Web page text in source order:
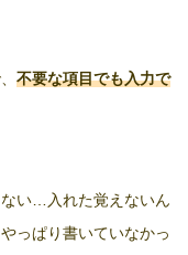
不要な項目でも入力で
い…入れた覚えないん
っぱり書いていなかっ